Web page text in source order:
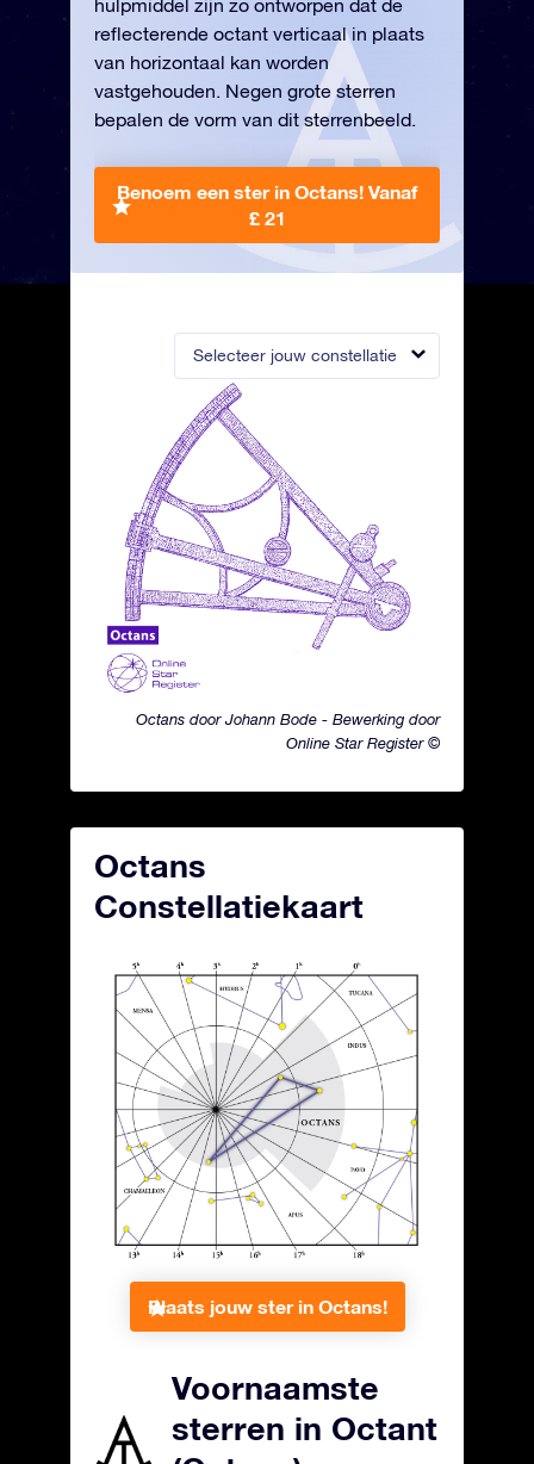
Selecteer jouw constellatie
Octans door Johann Bode - Bewerking door
Online Star Register ©
hulpmiddel zijn zo ontworpen dat de
reflecterende octant verticaal in plaats
van horizontaal kan worden
vastgehouden. Negen grote sterren
bepalen de vorm van dit sterrenbeeld.
Benoem een ster in Octans! Vanaf
£ 21
Octans
Constellatiekaart
Plaats jouw ster in Octans!
Voornaamste
sterren in Octant